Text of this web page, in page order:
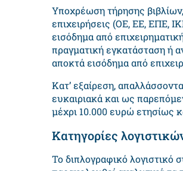
Υποχρέωση τήρησης
επιχειρήσεις (ΟΕ, ΕΕ, ΕΠΕ,
εισόδημα από
πραγματική εγκατάσταση ή
αποκτά εισόδημα από
Κατ’ εξαίρεση,
ευκαιριακά και ως
μέχρι 10.000 ευρώ ετησίως
Κατηγορίες
Το διπλογραφικό λογιστικό